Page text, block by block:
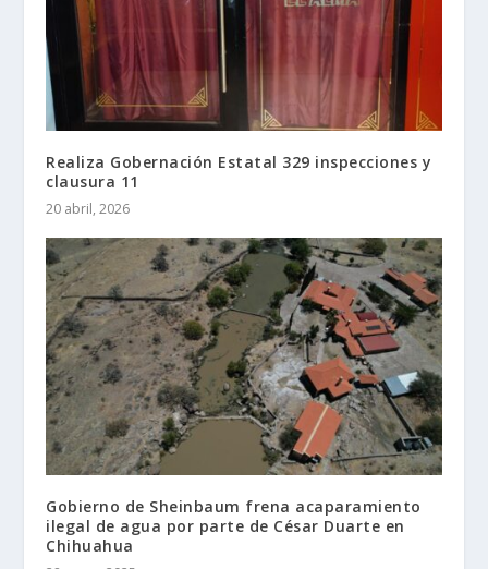
Realiza Gobernación Estatal 329 inspecciones y
clausura 11
20 abril, 2026
Gobierno de Sheinbaum frena acaparamiento
ilegal de agua por parte de César Duarte en
Chihuahua